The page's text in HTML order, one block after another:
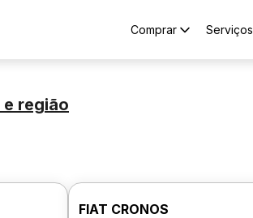
Comprar Serviços
e região
FIAT CRONOS